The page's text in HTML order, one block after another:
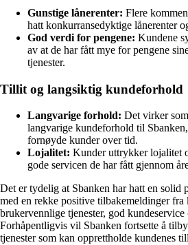
Gunstige lånerenter: Flere
hatt konkurransedyktige lånerenter
God verdi for pengene: Kundene
av at de har fått mye for pengene
tjenester.
Tillit og langsiktig kundeforhold
Langvarige forhold: Det virker
langvarige kundeforhold til
fornøyde kunder over tid.
Lojalitet: Kunder uttrykker lojalitet
gode servicen de har fått gjennom
Det er tydelig at Sbanken har hatt en solid
med en rekke positive tilbakemeldinger fra
brukervennlige tjenester, god kundeservice
Forhåpentligvis vil Sbanken fortsette å
tjenester som kan opprettholde kundenes